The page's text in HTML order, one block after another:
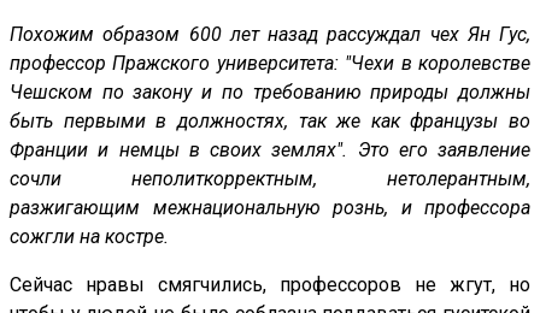
Похожим образом 600 лет назад рассуждал чех Ян Гус,
профессор Пражского университета: "Чехи в королевстве
Чешском по закону и по требованию природы должны
быть первыми в должностях, так же как французы во
Франции и немцы в своих землях". Это его заявление
сочли неполиткорректным, нетолерантным,
разжигающим межнациональную рознь, и профессора
сожгли на костре.
Сейчас нравы смягчились, профессоров не жгут, но